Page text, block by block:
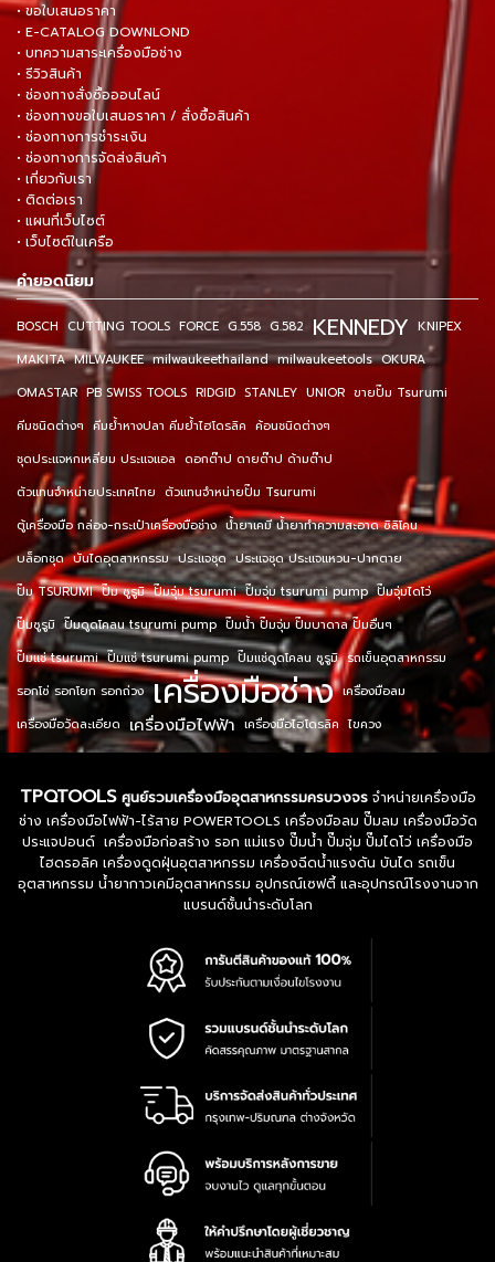
• ขอใบเสนอราคา
• E-CATALOG DOWNLOND
• บทความสาระเครื่องมือช่าง
• รีวิวสินค้า
• ช่องทางสั่งซื้อออนไลน์
• ช่องทางขอใบเสนอราคา / สั่งซื้อสินค้า
• ช่องทางการชำระเงิน
• ช่องทางการจัดส่งสินค้า
• เกี่ยวกับเรา
• ติดต่อเรา
• แผนที่เว็บไซต์
• เว็บไซต์ในเครือ
คำยอดนิยม
BOSCH CUTTING TOOLS FORCE G.558 G.582 KENNEDY KNIPEX
MAKITA MILWAUKEE milwaukeethailand milwaukeetools OKURA
OMASTAR PB SWISS TOOLS RIDGID STANLEY UNIOR ขายปั๊ม Tsurumi
คีมชนิดต่างๆ คีมย้ำหางปลา คีมย้ำไฮโดรลิค ค้อนชนิดต่างๆ
ชุดประแจหกเหลี่ยม ประแจแอล ดอกต๊าป ดายต๊าป ด้ามต๊าป
ตัวแทนจำหน่ายประเทศไทย ตัวแทนจำหน่ายปั๊ม Tsurumi
ตู้เครื่องมือ กล่อง-กระเป๋าเครื่องมือช่าง น้ำยาเคมี น้ำยาทำความสะอาด ซิลิโคน
บล็อกชุด บันไดอุตสาหกรรม ประแจชุด ประแจชุด ประแจแหวน-ปากตาย
ปั๊ม TSURUMI ปั๊ม ซูรูมิ ปั๊มจุ่ม tsurumi ปั๊มจุ่ม tsurumi pump ปั๊มจุ่มไดโว่
ปั๊มซูรูมิ ปั๊มดูดโคลน tsurumi pump ปั๊มน้ำ ปั๊มจุ่ม ปั๊มบาดาล ปั๊มอื่นๆ
ปั๊มแช่ tsurumi ปั๊มแช่ tsurumi pump ปั๊มแช่ดูดโคลน ซูรูมิ รถเข็นอุตสาหกรรม
รอกโซ่ รอกโยก รอกถ่วง เครื่องมือช่าง เครื่องมือลม
เครื่องมือวัดละเอียด เครื่องมือไฟฟ้า เครื่องมือไฮโดรลิค ไขควง
TPQTOOLS ศูนย์รวมเครื่องมืออุตสาหกรรมครบวงจรจำหน่ายเครื่องมือ
ช่าง เครื่องมือไฟฟ้า-ไร้สาย POWERTOOLS เครื่องมือลม ปั๊มลม เครื่องมือวัด
ประแจปอนด์ เครื่องมือก่อสร้าง รอก แม่แรง ปั๊มน้ำ ปั๊มจุ่ม ปั๊มไดโว่ เครื่องมือ
ไฮดรอลิค เครื่องดูดฝุ่นอุตสาหกรรม เครื่องฉีดน้ำแรงดัน บันได รถเข็น
อุตสาหกรรม น้ำยากาวเคมีอุตสาหกรรม อุปกรณ์เซฟตี้ และอุปกรณ์โรงงานจาก
แบรนด์ชั้นนำระดับโลก